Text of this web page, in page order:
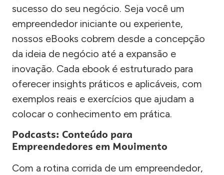
sucesso do seu negócio. Seja você um
empreendedor iniciante ou experiente,
nossos eBooks cobrem desde a concepção
da ideia de negócio até a expansão e
inovação. Cada ebook é estruturado para
oferecer insights práticos e aplicáveis, com
exemplos reais e exercícios que ajudam a
colocar o conhecimento em prática.
Podcasts: Conteúdo para
Empreendedores em Movimento
Com a rotina corrida de um empreendedor,